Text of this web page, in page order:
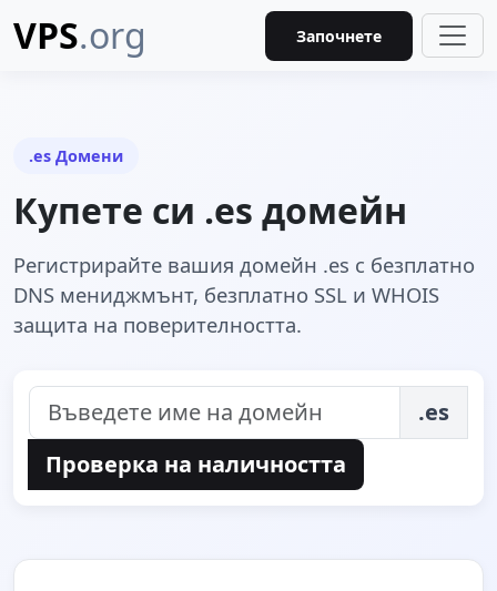
VPS.org Започнете
.es Домени
Купете си .es домейн
Регистрирайте вашия домейн .es с безплатно
DNS мениджмънт, безплатно SSL и WHOIS
защита на поверителността.
.es
Проверка на наличността